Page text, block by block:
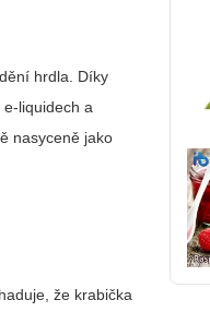
hrdla. Díky
liquidech a
nasyceně jako
že krabička